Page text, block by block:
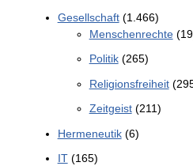
Gesellschaft(1.466)
Menschenrechte
Politik(265)
Religionsfreiheit
Zeitgeist(211)
Hermeneutik(6)
IT(165)